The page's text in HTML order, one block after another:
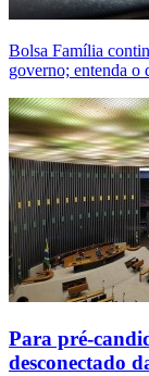
Bolsa Família
governo; entenda o
Para pré-
desconectado